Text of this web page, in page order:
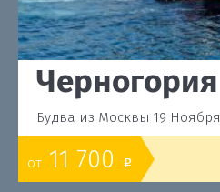
Черногория
Будва из Москвы 19 Ноября
от 11 700 o